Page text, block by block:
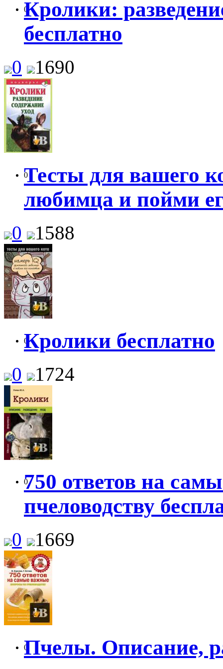
0
Кролики:
бесплатно
0 1690
0
Тесты для вашего
любимца и пойми
0 1588
0
Кролики бесплатно
0 1724
0
750 ответов на
пчеловодству
0 1669
0
Пчелы. Описание,